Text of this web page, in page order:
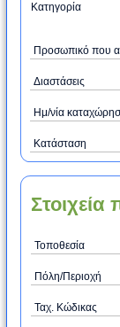
Κατηγορία
Προσωπικό που
Διαστάσεις
Ημ/νία
Κατάσταση
Τοποθεσία
Πόλη/Περιοχή
Ταχ. Κώδικας